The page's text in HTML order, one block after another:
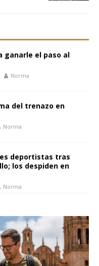
ganarle el paso al
Norma
del trenazo en
Norma
deportistas tras
los despiden en
Norma